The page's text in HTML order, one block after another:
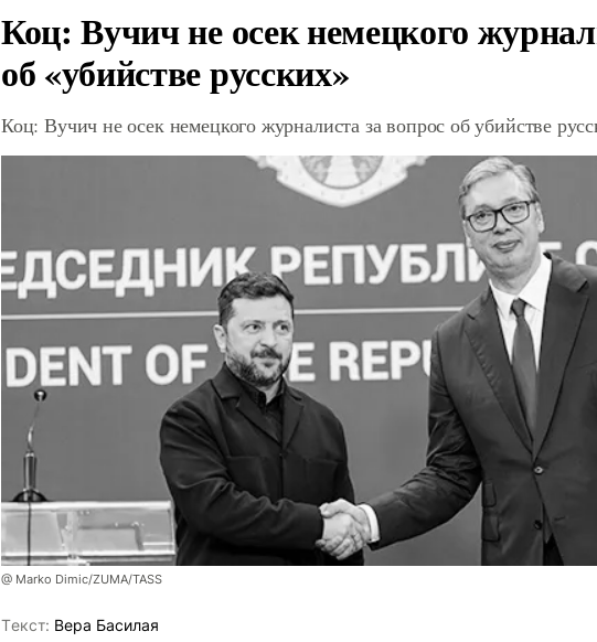
Коц: Вучич не осек немецкого
об «убийстве русских»
Коц: Вучич не осек немецкого журналиста за вопрос об убийстве
@ Marko Dimic/ZUMA/TASS
Tекст: Вера Басилая